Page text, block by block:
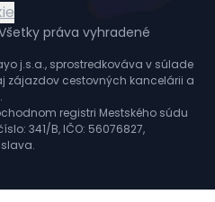
práva vyhradené
j.s.a., sprostredkováva v súlade
zájazdov cestovných kancelárii a
registri Mestského súdu
341/B, IČO: 56076827,